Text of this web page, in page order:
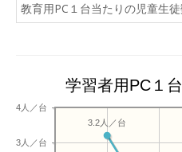
教育用PC１台当たりの児童生
学習者用PC１
3人／台
4人／台
3.2人／台